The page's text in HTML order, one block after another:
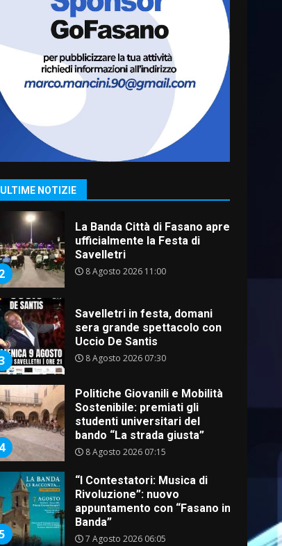
ULTIME NOTIZIE
7 Agosto 2026 06:00
7
Fasanese ferito a colpi di
arma da fuoco
6 Agosto 2026 18:13
1
Serie D, l’Us Fasano non
molla e conferma di voler
ricorrere per ottenere
2
La Banda Città di Fasano apre
ufficialmente la Festa di
Savelletri
8 Agosto 2026 11:00
Savelletri in festa, domani
sera grande spettacolo con
Uccio De Santis
8 Agosto 2026 07:30
4
Politiche Giovanili e Mobilità
Sostenibile: premiati gli
studenti universitari del
bando “La strada giusta”
8 Agosto 2026 07:15
5
“I Contestatori: Musica di
Rivoluzione”: nuovo
appuntamento con “Fasano in
Banda”
7 Agosto 2026 06:05